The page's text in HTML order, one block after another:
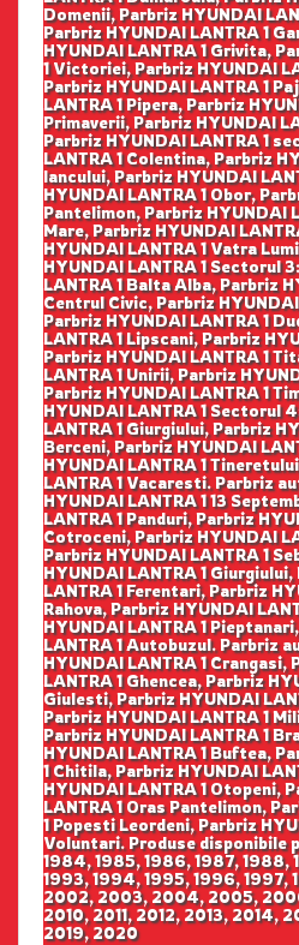
Domenii, Parbriz HYUNDAI
Parbriz HYUNDAI LANTRA 1
HYUNDAI LANTRA 1 Grivita,
1 Victoriei, Parbriz HYUNDAI
Parbriz HYUNDAI LANTRA 1
LANTRA 1 Pipera, Parbriz
Primaverii, Parbriz HYUNDAI
Parbriz HYUNDAI LANTRA 1
LANTRA 1 Colentina, Parbriz
Iancului, Parbriz HYUNDAI
HYUNDAI LANTRA 1 Obor,
Pantelimon, Parbriz HYUNDAI
Mare, Parbriz HYUNDAI
HYUNDAI LANTRA 1 Vatra
HYUNDAI LANTRA 1 Sectorul
LANTRA 1 Balta Alba, Parbriz
Centrul Civic, Parbriz
Parbriz HYUNDAI LANTRA 1
LANTRA 1 Lipscani, Parbriz
Parbriz HYUNDAI LANTRA 1
LANTRA 1 Unirii, Parbriz
Parbriz HYUNDAI LANTRA 1
HYUNDAI LANTRA 1 Sectorul
LANTRA 1 Giurgiului, Parbriz
Berceni, Parbriz HYUNDAI
HYUNDAI LANTRA 1
LANTRA 1 Vacaresti. Parbriz
HYUNDAI LANTRA 1 13
LANTRA 1 Panduri, Parbriz
Cotroceni, Parbriz HYUNDAI
Parbriz HYUNDAI LANTRA 1
HYUNDAI LANTRA 1
LANTRA 1 Ferentari, Parbriz
Rahova, Parbriz HYUNDAI
HYUNDAI LANTRA 1
LANTRA 1 Autobuzul. Parbriz
HYUNDAI LANTRA 1 Crangasi,
LANTRA 1 Ghencea, Parbriz
Giulesti, Parbriz HYUNDAI
Parbriz HYUNDAI LANTRA 1
Parbriz HYUNDAI LANTRA 1
HYUNDAI LANTRA 1 Buftea,
1 Chitila, Parbriz HYUNDAI
HYUNDAI LANTRA 1 Otopeni,
LANTRA 1 Oras Pantelimon,
1 Popesti Leordeni, Parbriz
Voluntari. Produse disponibile
1984, 1985, 1986, 1987, 1988,
1993, 1994, 1995, 1996, 1997,
2002, 2003, 2004, 2005,
2010, 2011, 2012, 2013, 2014,
2019, 2020